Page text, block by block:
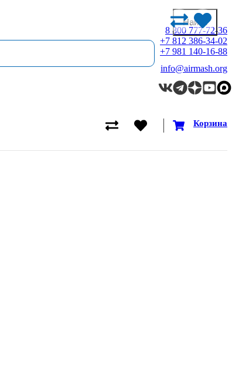
8 800 777-72-36
+7 812 386-34-02
+7 981 140-16-88
info@airmash.org
Корзина